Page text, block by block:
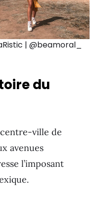
| @beamoral_
du
ville de
avenues
l’imposant